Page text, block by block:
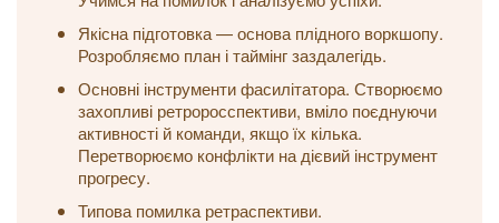
Якісна підготовка — основа плідного воркшопу.
Розробляємо план і таймінг заздалегідь.
Основні інструменти фасилітатора. Створюємо
захопливі ретроросспективи, вміло поєднуючи
активності й команди, якщо їх кілька.
Перетворюємо конфлікти на дієвий інструмент
прогресу.
Типова помилка ретраспективи.